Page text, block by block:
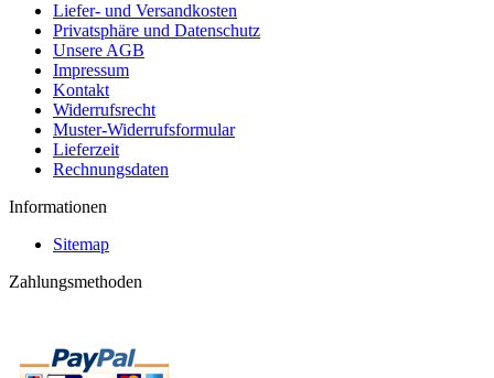
Liefer- und Versandkosten
Privatsphäre und Datenschutz
Unsere AGB
Impressum
Kontakt
Widerrufsrecht
Muster-Widerrufsformular
Lieferzeit
Rechnungsdaten
Informationen
Sitemap
Zahlungsmethoden